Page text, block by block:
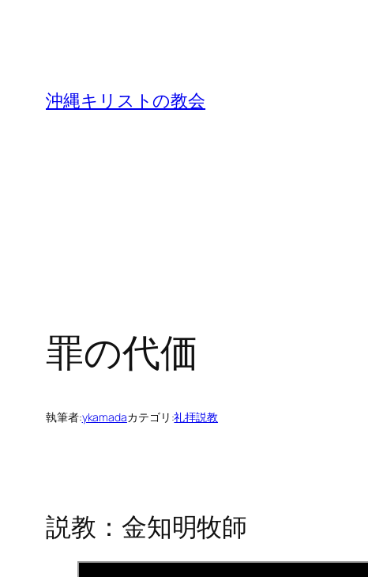
沖縄キリストの教会
罪の代価
執筆者:ykamadaカテゴリ:礼拝説教
説教：金知明牧師